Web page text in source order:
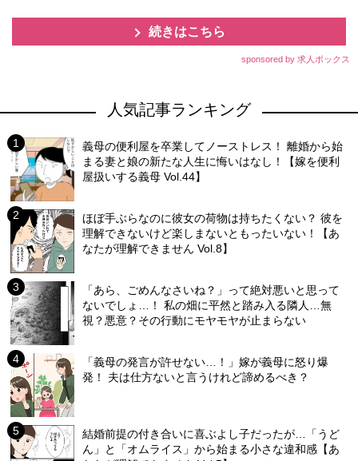
続きはこちら
sponsored by 求人ボックス
人気記事ランキング
義母の便利屋を卒業してノーストレス！ 離婚から始
まる妻と娘の新たな人生に悔いはなし！【嫁を便利
屋扱いする義母 Vol.44】
ほぼ手ぶらなのに彼女の荷物は持ちたくない？ 彼を
理解できないけど楽しまないともったいない！【あ
なたが理解できません Vol.8】
「あら、ごめんなさいね？」って絶対悪いと思って
ないでしょ…！ 私の畑に平然と踏み入る隣人…無
視？悪意？その行動にモヤモヤが止まらない
「義母の発言が許せない…！」嫁が義母に怒り爆
発！ 夫は仕方ないと言うけれど諦めるべき？
結婚前提の付き合いに喜ぶよし子だったが…「うど
ん」と「オムライス」から始まる小さな違和感【あ